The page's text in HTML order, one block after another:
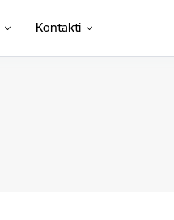
Kontakti